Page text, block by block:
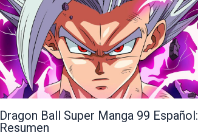
Dragon Ball Super Manga 99 Español:
Resumen